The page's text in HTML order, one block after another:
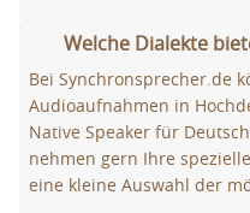
Welche Dialekte
Bei Synchronsprecher.de
Audioaufnahmen in
Native Speaker für
nehmen gern Ihre
eine kleine Auswahl der